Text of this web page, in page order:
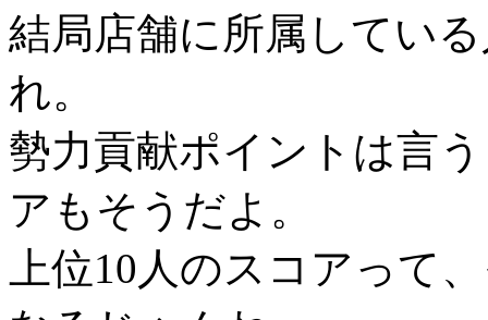
結局店舗に所属してい
れ。
勢力貢献ポイントは言
アもそうだよ。
上位10人のスコアって